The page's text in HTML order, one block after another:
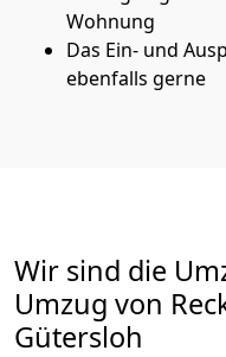
Wohnung
Das Ein- und
ebenfalls gerne
Wir sind die
Umzug von
Gütersloh